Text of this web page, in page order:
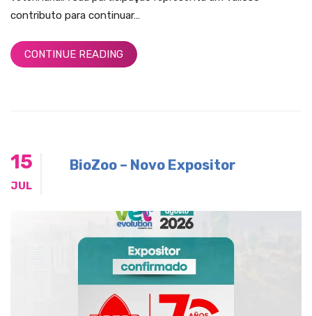
contributo para continuar…
CONTINUE READING
15
JUL
BioZoo – Novo Expositor